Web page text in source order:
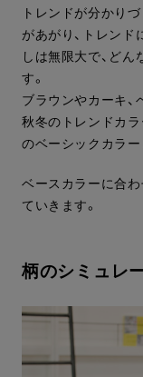
トレンドが分かり
があがり、トレン
しは無限大で、ど
す。
ブラウンやカーキ
秋冬のトレンドカ
のベーシックカラー
ベースカラーに合
ていきます。
柄のシミュレ